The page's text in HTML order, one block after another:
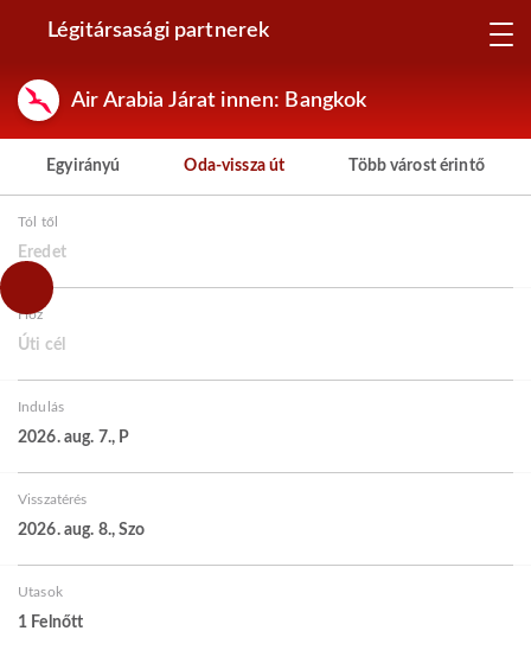
Légitársasági partnerek
Air Arabia Járat innen: Bangkok
Egyirányú Oda-vissza út Több várost érintő
Tól től
Eredet
Hoz
Úti cél
Indulás
2026. aug. 7., P
Visszatérés
2026. aug. 8., Szo
Utasok
1 Felnőtt